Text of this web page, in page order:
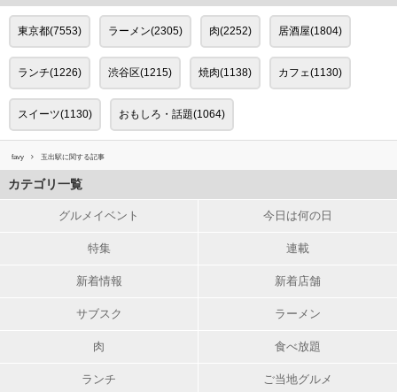
東京都(7553) ラーメン(2305) 肉(2252) 居酒屋(1804)
ランチ(1226) 渋谷区(1215) 焼肉(1138) カフェ(1130)
スイーツ(1130) おもしろ・話題(1064)
favy 玉出駅に関する記事
カテゴリ一覧
グルメイベント 今日は何の日
特集 連載
新着情報 新着店舗
サブスク ラーメン
肉 食べ放題
ランチ ご当地グルメ